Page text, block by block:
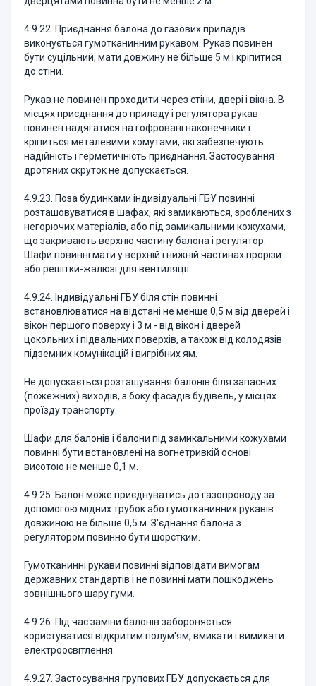
4.9.22. Приєднання балона до газових приладів
виконується гумотканинним рукавом. Рукав повинен
бути суцільний, мати довжину не більше 5 м і кріпитися
до стіни.
Рукав не повинен проходити через стіни, двері і вікна. В
місцях приєднання до приладу і регулятора рукав
повинен надягатися на гофровані наконечники і
кріпиться металевими хомутами, які забезпечують
надійність і герметичність приєднання. Застосування
дротяних скруток не допускається.
4.9.23. Поза будинками індивідуальні ГБУ повинні
розташовуватися в шафах, які замикаються, зроблених з
негорючих матеріалів, або під замикальними кожухами,
що закривають верхню частину балона і регулятор.
Шафи повинні мати у верхній і нижній частинах прорізи
або решітки-жалюзі для вентиляції.
4.9.24. Індивідуальні ГБУ біля стін повинні
встановлюватися на відстані не менше 0,5 м від дверей і
вікон першого поверху і 3 м - від вікон і дверей
цокольних і підвальних поверхів, а також від колодязів
підземних комунікацій і вигрібних ям.
Не допускається розташування балонів біля запасних
(пожежних) виходів, з боку фасадів будівель, у місцях
проїзду транспорту.
Шафи для балонів і балони під замикальними кожухами
повинні бути встановлені на вогнетривкій основі
висотою не менше 0,1 м.
4.9.25. Балон може приєднуватись до газопроводу за
допомогою мідних трубок або гумотканинних рукавів
довжиною не більше 0,5 м. З'єднання балона з
регулятором повинно бути шорстким.
Гумотканинні рукави повинні відповідати вимогам
державних стандартів і не повинні мати пошкоджень
зовнішнього шару гуми.
4.9.26. Під час заміни балонів забороняється
користуватися відкритим полум'ям, вмикати і вимикати
електроосвітлення.
4.9.27. Застосування групових ГБУ допускається для